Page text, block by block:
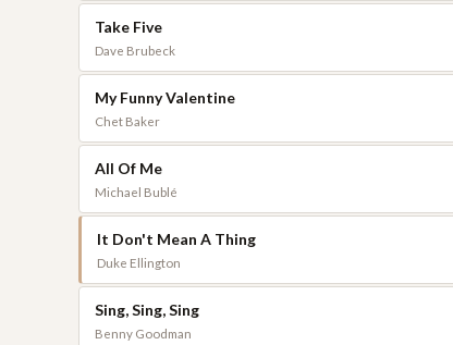
Take Five
Dave Brubeck
My Funny Valentine
Chet Baker
All Of Me
Michael Bublé
It Don't Mean A Thing
Duke Ellington
Sing, Sing, Sing
Benny Goodman